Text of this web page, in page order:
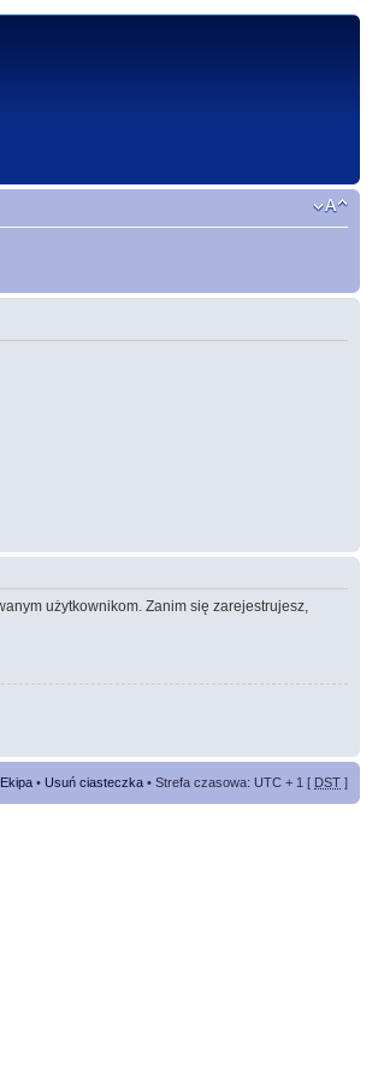
użytkownikom. Zanim się zarejestrujesz,
Ekipa • Usuń ciasteczka • Strefa czasowa: UTC + 1 [ DST ]